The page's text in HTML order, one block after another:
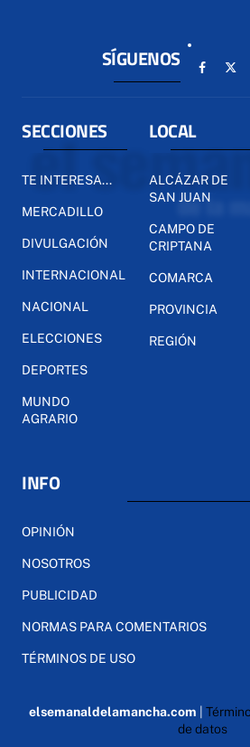
SÍGUENOS
SECCIONES
TE INTERESA...
MERCADILLO
DIVULGACIÓN
INTERNACIONAL
NACIONAL
ELECCIONES
DEPORTES
MUNDO
AGRARIO
LOCAL
ALCÁZAR DE
SAN JUAN
CAMPO DE
CRIPTANA
COMARCA
PROVINCIA
REGIÓN
INFO
OPINIÓN
NOSOTROS
PUBLICIDAD
NORMAS PARA COMENTARIOS
TÉRMINOS DE USO
elsemanaldelamancha.com
de datos